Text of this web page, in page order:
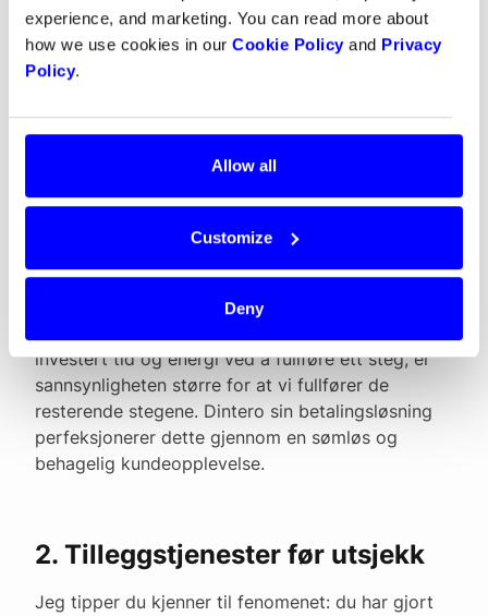
experience, and marketing. You can read more about
how we use cookies in our Cookie Policy and Privacy
Policy.
Allow all
Customize
Deny
Tips til økt
konverteringsfrekvens
1. Trinnvis betalingsløsning
øker sannsynligheten for et fullført kjøp. Dette
høres kanskje rart ut – hvordan øker
investert tid og energi ved å fullføre ett steg, er
sannsynligheten større for at vi fullfører de
resterende stegene. Dintero sin betalingsløsning
perfeksjonerer dette gjennom en sømløs og
behagelig kundeopplevelse.
2. Tilleggstjenester før utsjekk
Jeg tipper du kjenner til fenomenet: du har gjort